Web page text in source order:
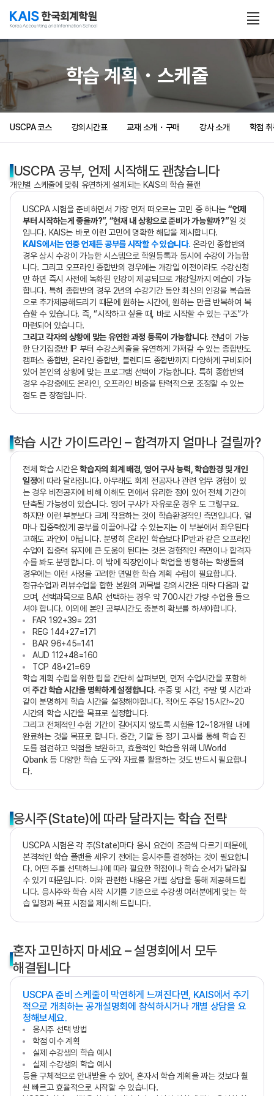
전
보
학습 계획・스케줄
USCPA 코스 강의시간표 교재 소개・구매 강사 소개 학점
USCPA 공부, 언제 시작해도 괜찮습니다
개인별 스케줄에 맞춰 유연하게 설계되는 KAIS의 학습 플랜
USCPA 시험을 준비하면서 가장 먼저 떠오르는 고민 중 하나는 “언제
부터 시작하는게 좋을까?”, “현재 내 상황으로 준비가 가능할까?”일 것
입니다. KAIS는 바로 이런 고민에 명확한 해답을 제시합니다.
KAIS에서는 연중 언제든 공부를 시작할 수 있습니다. 온라인 종합반의
경우 상시 수강이 가능한 시스템으로 학원등록과 동시에 수강이 가능합
니다. 그리고 오프라인 종합반의 경우에는 개강일 이전이라도 수강신청
만 하면 즉시 사전에 녹화된 인강이 제공되므로 개강일까지 예습이 가능
합니다. 특히 종합반의 경우 2년의 수강기간 동안 최신의 인강을 복습용
으로 추가제공해드리기 때문에 원하는 시간에, 원하는 만큼 반복하여 복
습할 수 있습니다. 즉, “시작하고 싶을 때, 바로 시작할 수 있는 구조”가
마련되어 있습니다.
그리고 각자의 상황에 맞는 유연한 과정 등록이 가능합니다. 전념이 가능
한 단기집중반 IP 부터 수강스케줄을 유연하게 가져갈 수 있는 종합반도
캠퍼스 종합반, 온라인 종합반, 블렌디드 종합반까지 다양하게 구비되어
있어 본인의 상황에 맞는 프로그램 선택이 가능합니다. 특히 종합반의
경우 수강중에도 온라인, 오프라인 비중을 탄력적으로 조정할 수 있는
점도 큰 장점입니다.
학습 시간 가이드라인 – 합격까지 얼마나 걸릴까?
전체 학습 시간은학습자의 회계 배경, 영어 구사 능력, 학습환경 및 개인
일정에 따라 달라집니다. 아무래도 회계 전공자나 관련 업무 경험이 있
는 경우 비전공자에 비해 이해도 면에서 유리한 점이 있어 전체 기간이
단축될 가능성이 있습니다. 영어 구사가 자유로운 경우 도 그렇구요.
하지만 이런 부분보다 크게 작용하는 것이 학습환경적인 측면입니다. 얼
마나 집중력있게 공부를 이끌어나갈 수 있는지는 이 부분에서 좌우된다
고해도 과언이 아닙니다. 분명히 온라인 학습보다 IP반과 같은 오프라인
수업이 집중력 유지에 큰 도움이 된다는 것은 경험적인 측면이나 합격자
수를 봐도 분명합니다. 이 밖에 직장인이나 학업을 병행하는 학생들의
경우에는 이런 사정을 고려한 면밀한 학습 계획 수립이 필요합니다.
정규수업과 리뷰수업을 합한 본원의 과목별 강의시간은 대략 다음과 같
으며, 선택과목으로 BAR 선택하는 경우 약 700시간 가량 수업을 들으
셔야 합니다. 이외에 본인 공부시간도 충분히 확보를 하셔야합니다.
FAR 192+39= 231
REG 144+27=171
BAR 96+45=141
AUD 112+48=160
TCP 48+21=69
학습 계획 수립을 위한 팁을 간단히 살펴보면, 먼저 수업시간을 포함하
여주간 학습 시간을 명확하게 설정합니다. 주중 몇 시간, 주말 몇 시간과
같이 분명하게 학습 시간을 설정해야합니다. 적어도 주당 15시간~20
시간의 학습 시간을 목표로 설정합니다.
그리고 전체적인 수험 기간이 길어지지 않도록 시험을 12~18개월 내에
완료하는 것을 목표로 합니다. 중간, 기말 등 정기 고사를 통해 학습 진
도를 점검하고 약점을 보완하고, 효율적인 학습을 위해 UWorld
Qbank 등 다양한 학습 도구와 자료를 활용하는 것도 반드시 필요합니
다.
응시주(State)에 따라 달라지는 학습 전략
USCPA 시험은 각 주(State)마다 응시 요건이 조금씩 다르기 때문에,
본격적인 학습 플랜을 세우기 전에는 응시주를 결정하는 것이 필요합니
다. 어떤 주를 선택하느냐에 따라 필요한 학점이나 학습 순서가 달라질
수 있기 때문입니다. 이와 관련한 내용은 개별 상담을 통해 제공해드립
니다. 응시주와 학습 시작 시기를 기준으로 수강생 여러분에게 맞는 학
습 일정과 목표 시점을 제시해 드립니다.
혼자 고민하지 마세요 – 설명회에서 모두
해결됩니다
USCPA 준비 스케줄이 막연하게 느껴진다면, KAIS에서 주기
적으로 개최하는 공개설명회에 참석하시거나 개별 상담을 요
청해보세요.
응시주 선택 방법
학점 이수 계획
실제 수강생의 학습 예시
실제 수강생의 학습 예시
등을 구체적으로 안내받을 수 있어, 혼자서 학습 계획을 짜는 것보다 훨
씬 빠르고 효율적으로 시작할 수 있습니다.